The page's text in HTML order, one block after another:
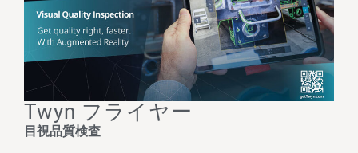
Twyn フライヤー
目視品質検査